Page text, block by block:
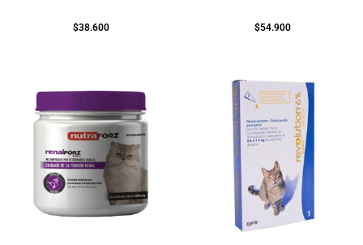
$38.600 $54.900